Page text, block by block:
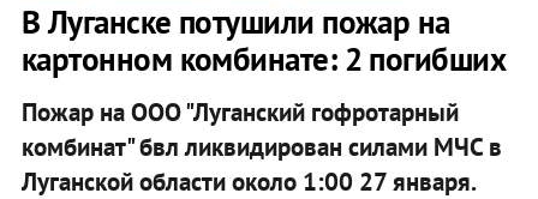
В Луганске потушили пожар на
картонном комбинате: 2 погибших
Пожар на ООО "Луганский гофротарный
комбинат" бвл ликвидирован силами МЧС в
Луганской области около 1:00 27 января.